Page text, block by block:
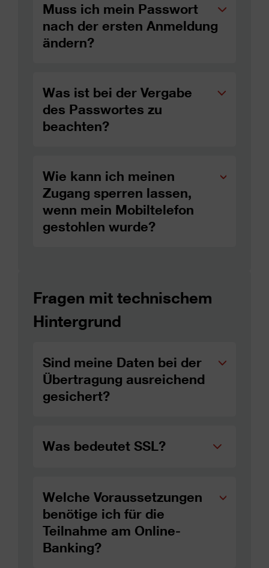
Muss ich mein Passwort
nach der ersten Anmeldung
ändern?
Was ist bei der Vergabe
des Passwortes zu
beachten?
Wie kann ich meinen
Zugang sperren lassen,
wenn mein Mobiltelefon
gestohlen wurde?
Fragen mit technischem
Hintergrund
Sind meine Daten bei der
Übertragung ausreichend
gesichert?
Was bedeutet SSL?
Welche Voraussetzungen
benötige ich für die
Teilnahme am Online-
Banking?